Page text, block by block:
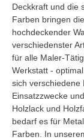
Deckkraft und die
Farben bringen
hochdeckender
verschiedenster
für alle Maler-
Werkstatt -
sich verschiedene
Einsatzzwecke
Holzlack und
bedarf es für
Farben. In